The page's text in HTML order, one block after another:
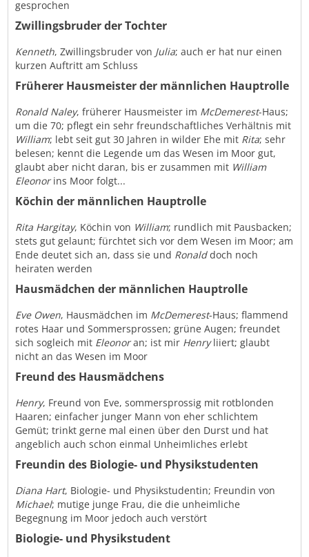
gesprochen
Zwillingsbruder der Tochter
Kenneth, Zwillingsbruder von Julia; auch er hat nur einen
kurzen Auftritt am Schluss
Früherer Hausmeister der männlichen Hauptrolle
Ronald Naley, früherer Hausmeister im McDemerest-Haus;
um die 70; pflegt ein sehr freundschaftliches Verhältnis mit
William; lebt seit gut 30 Jahren in wilder Ehe mit Rita; sehr
belesen; kennt die Legende um das Wesen im Moor gut,
glaubt aber nicht daran, bis er zusammen mit William
Eleonorins Moor folgt...
Köchin der männlichen Hauptrolle
Rita Hargitay, Köchin von William; rundlich mit Pausbacken;
stets gut gelaunt; fürchtet sich vor dem Wesen im Moor; am
Ende deutet sich an, dass sie und Ronalddoch noch
heiraten werden
Hausmädchen der männlichen Hauptrolle
Eve Owen, Hausmädchen im McDemerest-Haus; flammend
rotes Haar und Sommersprossen; grüne Augen; freundet
sich sogleich mit Eleonoran; ist mir Henryliiert; glaubt
nicht an das Wesen im Moor
Freund des Hausmädchens
Henry, Freund von Eve, sommersprossig mit rotblonden
Haaren; einfacher junger Mann von eher schlichtem
Gemüt; trinkt gerne mal einen über den Durst und hat
angeblich auch schon einmal Unheimliches erlebt
Freundin des Biologie- und Physikstudenten
Diana Hart, Biologie- und Physikstudentin; Freundin von
Michael; mutige junge Frau, die die unheimliche
Begegnung im Moor jedoch auch verstört
Biologie- und Physikstudent